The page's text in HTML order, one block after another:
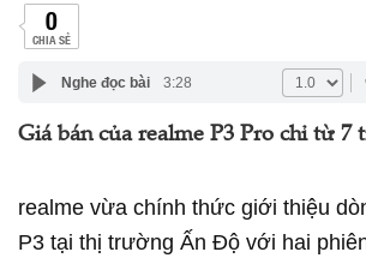
0
CHIA SẺ
Nghe đọc bài 3:28
Giá bán của realme P3 Pro chỉ từ 7
realme vừa chính thức giới thiệu
P3 tại thị trường Ấn Độ với hai